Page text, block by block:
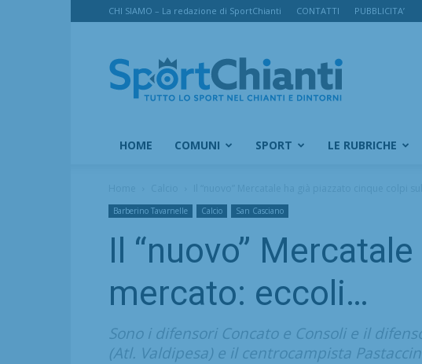
CHI SIAMO – La redazione di SportChianti CONTATTI PUBBLICITA’
SportChianti
HOME COMUNI SPORT LE RUBRICHE
Barberino Tavarnelle Calcio San Casciano
Il “nuovo”
mercato: eccoli…
Sono i difensori Concato e Consoli e il
(Atl. Valdipesa) e il centrocampista